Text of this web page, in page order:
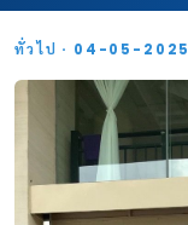
ทั่วไป · 04-05-2025